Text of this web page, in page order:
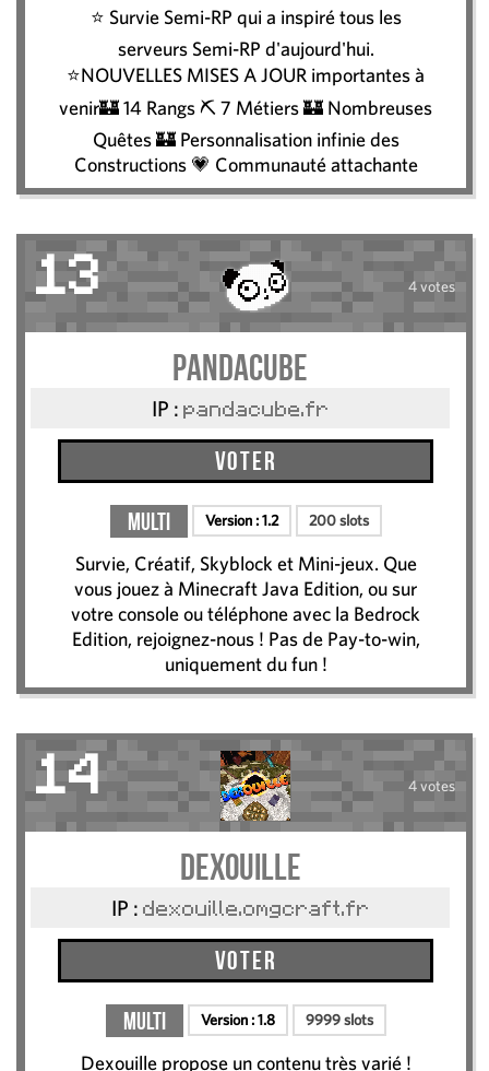
⭐ Survie Semi-RP qui a inspiré tous les
serveurs Semi-RP d'aujourd'hui.
⭐NOUVELLES MISES A JOUR importantes à
venir🏰 14 Rangs ⛏️ 7 Métiers 🏰 Nombreuses
Quêtes 🏰 Personnalisation infinie des
Constructions 💗 Communauté attachante
13 4 votes
Pandacube
IP : pandacube.fr
Voter
Multi Version :1.2 200 slots
Survie, Créatif, Skyblock et Mini-jeux. Que
vous jouez à Minecraft Java Edition, ou sur
votre console ou téléphone avec la Bedrock
Edition, rejoignez-nous ! Pas de Pay-to-win,
uniquement du fun !
14 4 votes
Dexouille
IP : dexouille.omgcraft.fr
Voter
Multi Version :1.8 9999 slots
Dexouille propose un contenu très varié !